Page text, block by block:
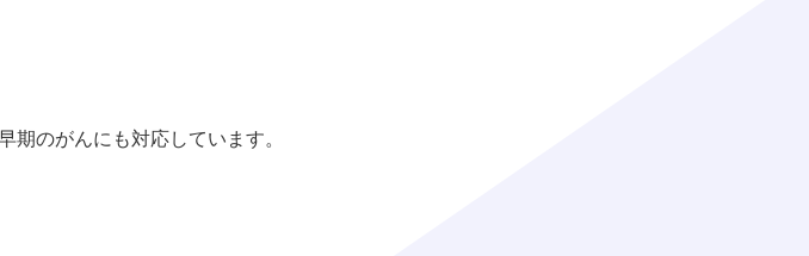
期のがんにも対応しています。